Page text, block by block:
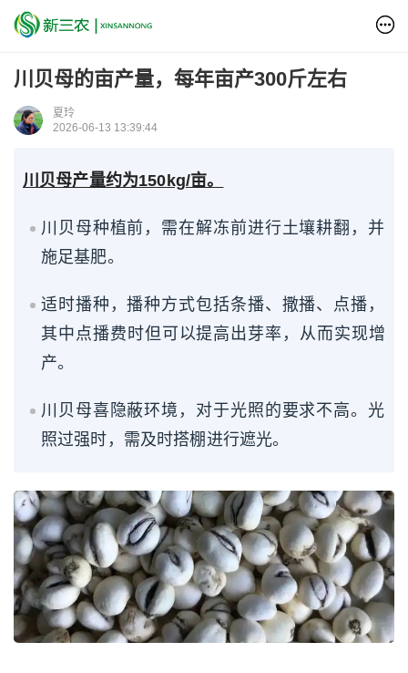
川贝母的亩产量，每年亩产300斤左右
夏玲
2026-06-13 13:39:44
川贝母产量约为150kg/亩。
川贝母种植前，需在解冻前进行土壤耕翻，并
施足基肥。
适时播种，播种方式包括条播、撒播、点播，
其中点播费时但可以提高出芽率，从而实现增
产。
川贝母喜隐蔽环境，对于光照的要求不高。光
照过强时，需及时搭棚进行遮光。